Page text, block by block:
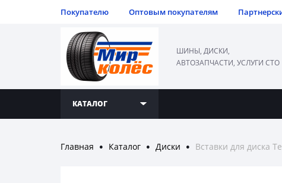
Покупателю Оптовым покупателям
ШИНЫ, ДИСКИ,
АВТОЗАПЧАСТИ, УСЛУГИ СТО
КАТАЛОГ
Главная ● Каталог ● Диски ● Вставки для диска